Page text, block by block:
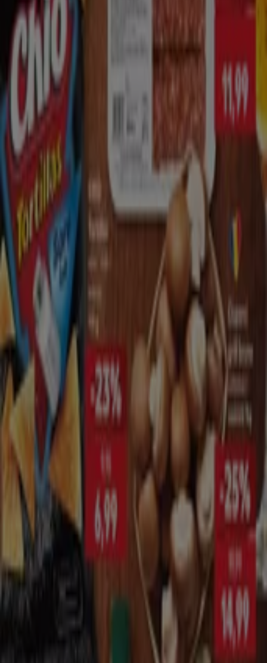
Kaufland
Catalog Kaufland
Expiră pe 11.08
Acest magazin Kaufland are următoarele ore de
deschidere: Duminică 07:30 - 20:30, Luni 07:00 - 22:00,
Marţi 07:00 - 22:00, Miercuri 07:00 - 22:00, Joi 07:00 - 22:00,
Vineri 07:00 - 22:00, Sâmbată 07:00 - 22:00.
N prezent există 2 cataloage disponibile în acest
Kaufland.
Răsfoiește cel mai recent catalog de la Kaufland în
Bulevardul Tomis, Nr.437, Cele mai bune chilipiruri ale
noastre valabil 05.08.2026 11.08.2026 și începe să
economisești acum!
Cel mai apropiat magazin
Cellini
Constanta, Constanța
27 m
Banca Transilvania
Str. Aurora nr.6, bl. PF1, Constanța
Închis
BRD
Str. Caraiman, Nr. 1-3, Bloc Pf6, Etaj P, Judet